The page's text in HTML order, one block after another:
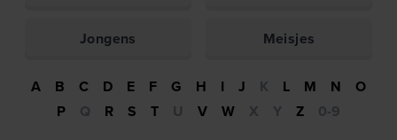
Jongens Meisjes
A B C D E F G H I J K L M N
O
P
Q R S T U V W X Y Z 0-9